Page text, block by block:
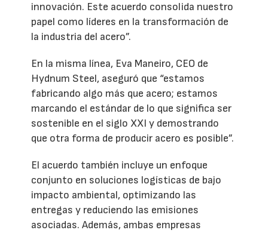
innovación. Este acuerdo consolida nuestro
papel como líderes en la transformación de
la industria del acero”.
En la misma línea, Eva Maneiro, CEO de
Hydnum Steel, aseguró que “estamos
fabricando algo más que acero; estamos
marcando el estándar de lo que significa ser
sostenible en el siglo XXI y demostrando
que otra forma de producir acero es posible”.
El acuerdo también incluye un enfoque
conjunto en soluciones logísticas de bajo
impacto ambiental, optimizando las
entregas y reduciendo las emisiones
asociadas. Además, ambas empresas